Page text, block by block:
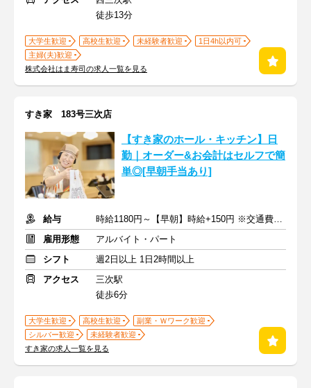
徒歩13分
大学生歓迎 高校生歓迎 未経験者歓迎
1日4h以内可
主婦(夫)歓迎
株式会社はま寿司の求人一覧を見る
すき家 183号三次店
【すき家のホール・キッチン】日
勤｜オーダー&お会計はセルフで簡
単◎[早朝手当あり]
給与
時給1180円～【早朝】時給+150円 ※交通費支給
雇用形態
アルバイト・パート
シフト
週2日以上 1日2時間以上
アクセス
三次駅
徒歩6分
大学生歓迎 高校生歓迎
副業・Ｗワーク歓迎
シルバー歓迎
未経験者歓迎
すき家の求人一覧を見る